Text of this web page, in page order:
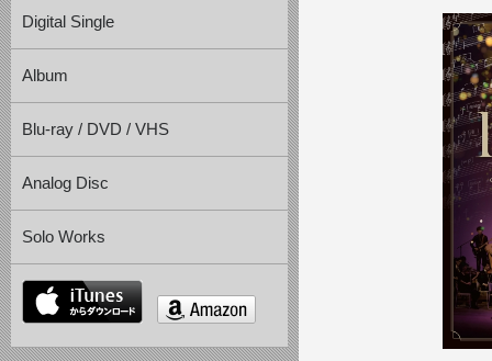
Digital Single
Album
Blu-ray / DVD / VHS
Analog Disc
Solo Works
itunes